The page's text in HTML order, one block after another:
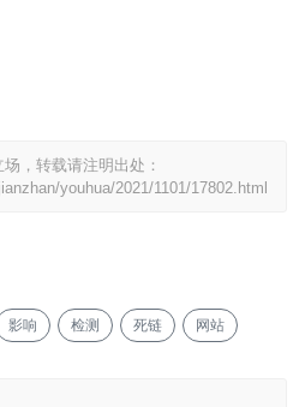
，转载请注明出处：
youhua/2021/1101/17802.html
影响 检测 死链 网站